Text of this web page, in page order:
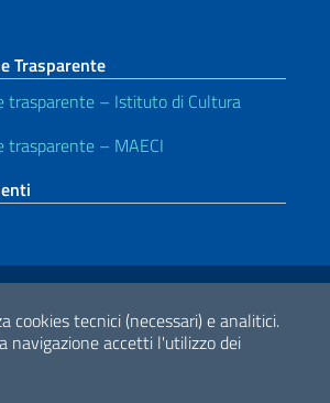
cookies tecnici (necessari) e analitici.
navigazione accetti l'utilizzo dei
Trasparente
trasparente – Istituto di Cultura
trasparente – MAECI